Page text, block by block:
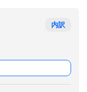
内訳